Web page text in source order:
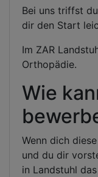
Bei uns triffst
dir den Start
Im ZAR
Orthopädie.
Wie
Wenn dich
und du dir
in Landstuhl